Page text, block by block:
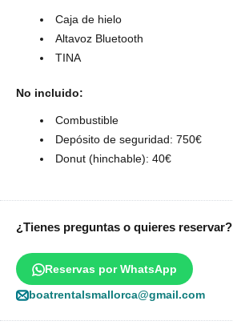
Caja de hielo
Altavoz Bluetooth
TINA
No incluido:
Combustible
Depósito de seguridad: 750€
Donut (hinchable): 40€
¿Tienes preguntas o quieres reservar?
Reservas por WhatsApp
boatrentalsmallorca@gmail.com